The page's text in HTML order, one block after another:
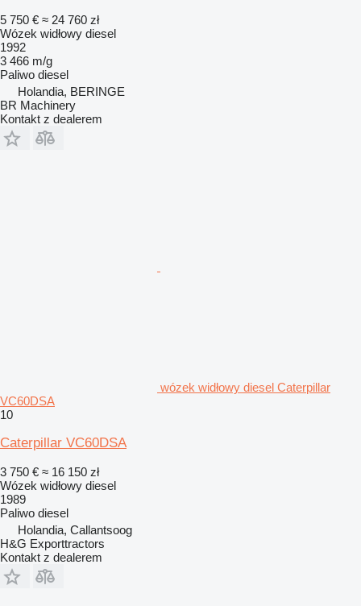
5 750 € ≈ 24 760 zł
Wózek widłowy diesel
1992
3 466 m/g
Paliwo diesel
Holandia, BERINGE
BR Machinery
Kontakt z dealerem
wózek widłowy diesel Caterpillar
VC60DSA
10
Caterpillar VC60DSA
3 750 € ≈ 16 150 zł
Wózek widłowy diesel
1989
Paliwo diesel
Holandia, Callantsoog
H&G Exporttractors
Kontakt z dealerem